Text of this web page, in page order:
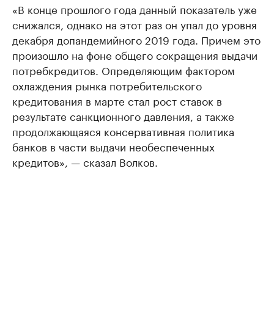
«В конце прошлого года данный показатель уже
снижался, однако на этот раз он упал до уровня
декабря допандемийного 2019 года. Причем это
произошло на фоне общего сокращения выдачи
потребкредитов. Определяющим фактором
охлаждения рынка потребительского
кредитования в марте стал рост ставок в
результате санкционного давления, а также
продолжающаяся консервативная политика
банков в части выдачи необеспеченных
кредитов», — сказал Волков.